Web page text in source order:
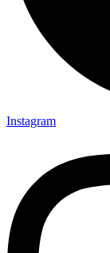
Instagram